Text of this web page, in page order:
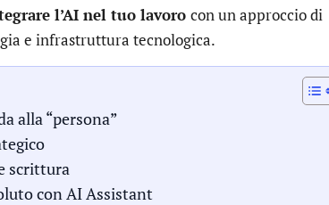
l’AI nel tuo lavoro con un approccio di
e infrastruttura tecnologica.
alla “persona”
scrittura
con AI Assistant